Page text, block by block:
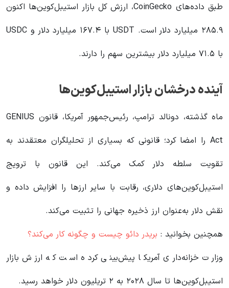
طبق داده‌های CoinGecko، ارزش کل بازار استیبل‌کوین‌ها اکنون
۲۸۵.۹ میلیارد دلار است. USDT با ۱۶۷.۴ میلیارد دلار و USDC
با ۷۱.۵ میلیارد دلار بیشترین سهم را دارند.
آینده درخشان بازار استیبل‌کوین‌ها
ماه گذشته، دونالد ترامپ، رئیس‌جمهور آمریکا، قانون GENIUS
Act را امضا کرد؛ قانونی که بسیاری از تحلیلگران معتقدند به
تقویت سلطه دلار کمک می‌کند. این قانون با ترویج
استیبل‌کوین‌های دلاری، رقابت با سایر ارزها را افزایش داده و
نقش دلار به‌عنوان ارز ذخیره جهانی را تثبیت می‌کند.
همچنین بخوانید : بریدر دائو چیست و چگونه کار می‌کند؟
وزارت خزانه‌داری آمریکا پیش‌بینی کرده است که ارزش بازار
استیبل‌کوین‌ها تا سال ۲۰۲۸ به ۲ تریلیون دلار خواهد رسید.